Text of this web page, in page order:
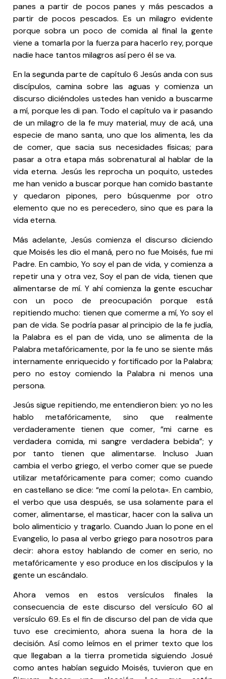
panes a partir de pocos panes y más pescados a
partir de pocos pescados. Es un milagro evidente
porque sobra un poco de comida al final la gente
viene a tomarla por la fuerza para hacerlo rey, porque
nadie hace tantos milagros así pero él se va.
En la segunda parte de capítulo 6 Jesús anda con sus
discípulos, camina sobre las aguas y comienza un
discurso diciéndoles ustedes han venido a buscarme
a mí, porque les di pan. Todo el capítulo va ir pasando
de un milagro de la fe muy material, muy de acá, una
especie de mano santa, uno que los alimenta, les da
de comer, que sacia sus necesidades físicas; para
pasar a otra etapa más sobrenatural al hablar de la
vida eterna. Jesús les reprocha un poquito, ustedes
me han venido a buscar porque han comido bastante
y quedaron pipones, pero búsquenme por otro
elemento que no es perecedero, sino que es para la
vida eterna.
Más adelante, Jesús comienza el discurso diciendo
que Moisés les dio el maná, pero no fue Moisés, fue mi
Padre. En cambio, Yo soy el pan de vida, y comienza a
repetir una y otra vez, Soy el pan de vida, tienen que
alimentarse de mí. Y ahí comienza la gente escuchar
con un poco de preocupación porque está
repitiendo mucho: tienen que comerme a mí, Yo soy el
pan de vida. Se podría pasar al principio de la fe judía,
la Palabra es el pan de vida, uno se alimenta de la
Palabra metafóricamente, por la fe uno se siente más
internamente enriquecido y fortificado por la Palabra;
pero no estoy comiendo la Palabra ni menos una
persona.
Jesús sigue repitiendo, me entendieron bien: yo no les
hablo metafóricamente, sino que realmente
verdaderamente tienen que comer, “mi carne es
verdadera comida, mi sangre verdadera bebida”; y
por tanto tienen que alimentarse. Incluso Juan
cambia el verbo griego, el verbo comer que se puede
utilizar metafóricamente para comer; como cuando
en castellano se dice: “me comí la pelota». En cambio,
el verbo que usa después, se usa solamente para el
comer, alimentarse, el masticar, hacer con la saliva un
bolo alimenticio y tragarlo. Cuando Juan lo pone en el
Evangelio, lo pasa al verbo griego para nosotros para
decir: ahora estoy hablando de comer en serio, no
metafóricamente y eso produce en los discípulos y la
gente un escándalo.
Ahora vemos en estos versículos finales la
consecuencia de este discurso del versículo 60 al
versículo 69. Es el fin de discurso del pan de vida que
tuvo ese crecimiento, ahora suena la hora de la
decisión. Así como leímos en el primer texto que los
que llegaban a la tierra prometida siguiendo Josué
como antes habían seguido Moisés, tuvieron que en